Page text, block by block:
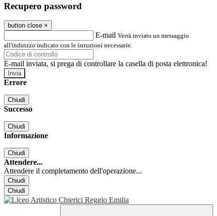
Recupero password
button close ×
E-mail Verrà inviato un messaggio
all'indirizzo indicato con le istruzioni necessarie.
E-mail inviata, si prega di controllare la casella di posta elettronica!
Errore
Chiudi
Successo
Chiudi
Informazione
Chiudi
Attendere...
Attendere il completamento dell'operazione...
Chiudi
Chiudi